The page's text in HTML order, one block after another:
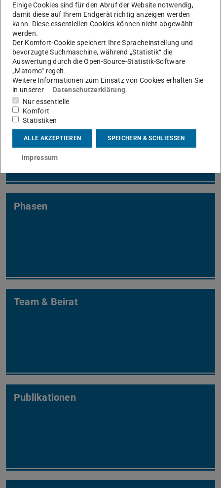
Thema
Ziele
Phasen
Team & Beirat
Publikationen
Einige Cookies sind für den Abruf der Website notwendig,
damit diese auf Ihrem Endgerät richtig anzeigen werden
kann. Diese essentiellen Cookies können nicht abgewählt
werden.
Der Komfort-Cookie speichert Ihre Spracheinstellung und
bevorzugte Suchmaschine, während „Statistik“ die
Auswertung durch die Open-Source-Statistik-Software
„Matomo“ regelt.
Weitere Informationen zum Einsatz von Cookies erhalten Sie
in unserer
Datenschutzerklärung.
Nur essentielle
Komfort
Statistiken
ALLE AKZEPTIEREN SPEICHERN & SCHLIESSEN
Impressum